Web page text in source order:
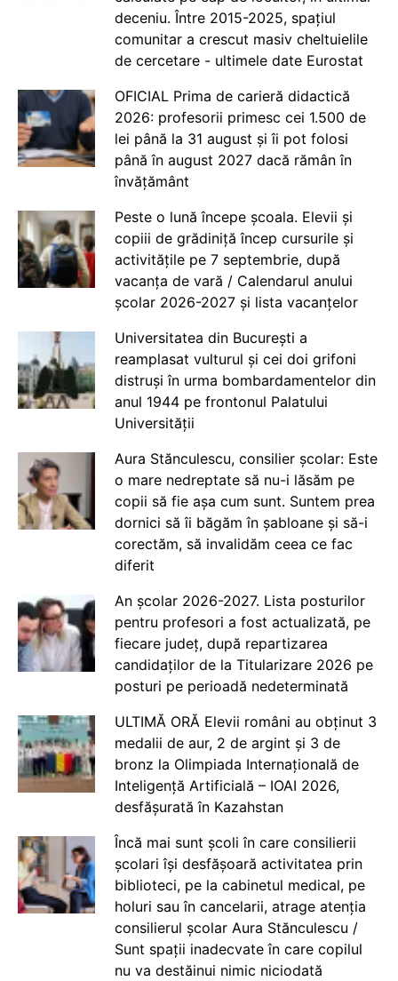
deceniu. Între 2015-2025, spațiul
comunitar a crescut masiv cheltuielile
de cercetare - ultimele date Eurostat
OFICIAL Prima de carieră didactică
2026: profesorii primesc cei 1.500 de
lei până la 31 august și îi pot folosi
până în august 2027 dacă rămân în
învățământ
Peste o lună începe școala. Elevii și
copiii de grădiniță încep cursurile și
activitățile pe 7 septembrie, după
vacanța de vară / Calendarul anului
școlar 2026-2027 și lista vacanțelor
Universitatea din București a
reamplasat vulturul și cei doi grifoni
distruși în urma bombardamentelor din
anul 1944 pe frontonul Palatului
Universității
Aura Stănculescu, consilier școlar: Este
o mare nedreptate să nu-i lăsăm pe
copii să fie așa cum sunt. Suntem prea
dornici să îi băgăm în șabloane și să-i
corectăm, să invalidăm ceea ce fac
diferit
An școlar 2026-2027. Lista posturilor
pentru profesori a fost actualizată, pe
fiecare județ, după repartizarea
candidaților de la Titularizare 2026 pe
posturi pe perioadă nedeterminată
ULTIMĂ ORĂ Elevii români au obținut 3
medalii de aur, 2 de argint și 3 de
bronz la Olimpiada Internațională de
Inteligență Artificială – IOAI 2026,
desfășurată în Kazahstan
Încă mai sunt școli în care consilierii
școlari își desfășoară activitatea prin
biblioteci, pe la cabinetul medical, pe
holuri sau în cancelarii, atrage atenția
consilierul școlar Aura Stănculescu /
Sunt spații inadecvate în care copilul
nu va destăinui nimic niciodată